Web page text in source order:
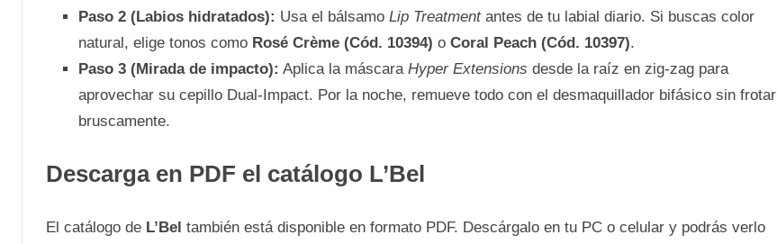
Paso 2 (Labios hidratados): Usa el bálsamo Lip Treatmentantes de tu labial diario. Si buscas color
natural, elige tonos como Rosé Crème (Cód. 10394) o Coral Peach (Cód. 10397).
Paso 3 (Mirada de impacto): Aplica la máscara Hyper Extensions desde la raíz en zig-zag para
aprovechar su cepillo Dual-Impact. Por la noche, remueve todo con el desmaquillador bifásico sin frotar
bruscamente.
Descarga en PDF el catálogo L’Bel
El catálogo de L’Bel también está disponible en formato PDF. Descárgalo en tu PC o celular y podrás verlo